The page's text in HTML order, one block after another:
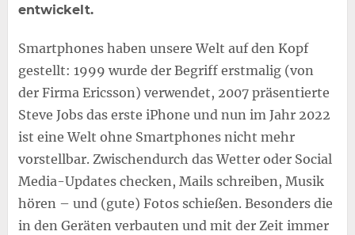
entwickelt.
Smartphones haben unsere Welt auf den Kopf
gestellt: 1999 wurde der Begriff erstmalig (von
der Firma Ericsson) verwendet, 2007 präsentierte
Steve Jobs das erste iPhone und nun im Jahr 2022
ist eine Welt ohne Smartphones nicht mehr
vorstellbar. Zwischendurch das Wetter oder Social
Media-Updates checken, Mails schreiben, Musik
hören – und (gute) Fotos schießen. Besonders die
in den Geräten verbauten und mit der Zeit immer